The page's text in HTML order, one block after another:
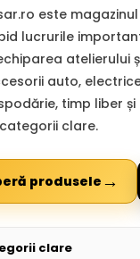
este
lucrurile
atelierului
auto,
timp liber
clare.
produsele →
clare